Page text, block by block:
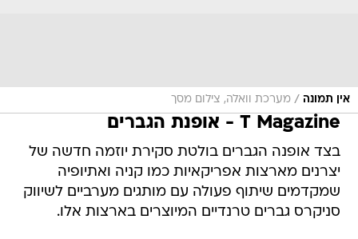
אין תמונה / מערכת וואלה, צילום מסך
T Magazine - אופנת הגברים
בצד אופנה הגברים בולטת סקירת יוזמה חדשה של
יצרנים מארצות אפריקאיות כמו קניה ואתיופיה
שמקדמים שיתוף פעולה עם מותגים מערביים לשיווק
סניקרס גברים טרנדיים המיוצרים בארצות אלו.